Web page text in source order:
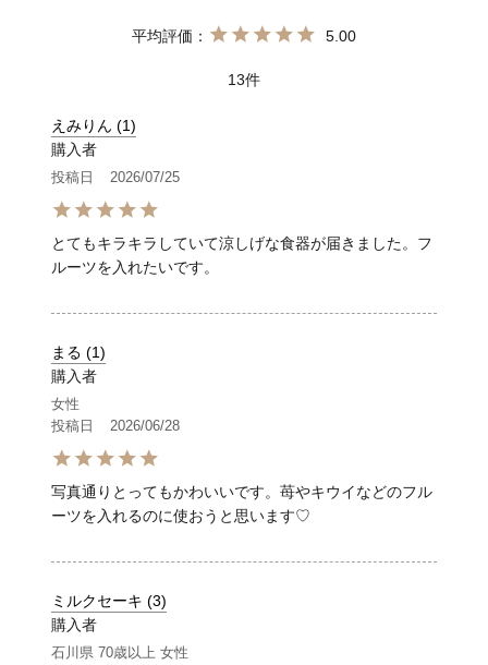
5.00
13
えみりん 1
購入者
投稿日 2026/07/25
とてもキラキラしていて涼しげな食器が届きました。フ
ルーツを入れたいです。
まる 1
購入者
女性
投稿日
2026/06/28
写真通りとってもかわいいです。苺やキウイなどのフル
ーツを入れるのに使おうと思います♡
ミルクセーキ 3
購入者
石川県 70歳以上 女性